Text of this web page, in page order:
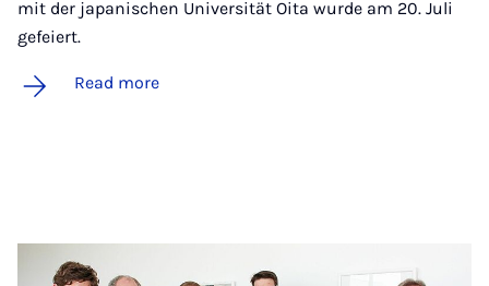
mit der japanischen Universität Oita wurde am 20. Juli
gefeiert.
Read more